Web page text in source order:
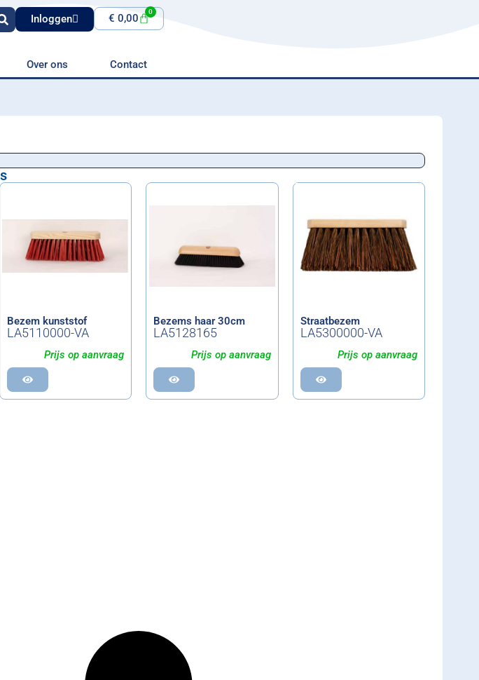
Inloggen € 0,00
0
Over ons Contact
Bezem kunststof
LA5110000-VA
Prijs op aanvraag
Bezems haar 30cm
LA5128165
Prijs op aanvraag
Straatbezem
LA5300000-VA
Prijs op aanvraag